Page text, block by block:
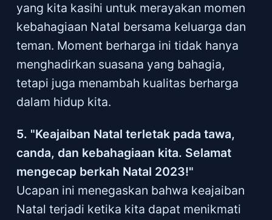
yang kita kasihi untuk merayakan momen
kebahagiaan Natal bersama keluarga dan
teman. Moment berharga ini tidak hanya
menghadirkan suasana yang bahagia,
tetapi juga menambah kualitas berharga
dalam hidup kita.
5. "Keajaiban Natal terletak pada tawa,
canda, dan kebahagiaan kita. Selamat
mengecap berkah Natal 2023!"
Ucapan ini menegaskan bahwa keajaiban
Natal terjadi ketika kita dapat menikmati